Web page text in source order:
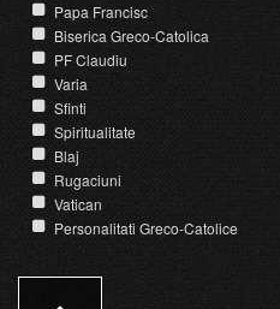
Papa Francisc
Biserica Greco-Catolica
PF Claudiu
Varia
Sfinti
Spiritualitate
Blaj
Rugaciuni
Vatican
Personalitati Greco-Catolice